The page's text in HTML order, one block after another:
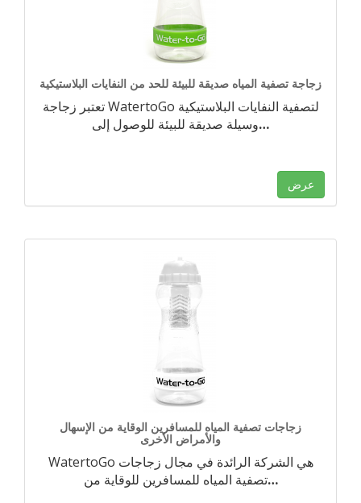
زجاجة تصفية المياه صديقة للبيئة للحد من النفايات البلاستيكية
تعتبر زجاجة WatertoGo لتصفية النفايات البلاستيكية
وسيلة صديقة للبيئة للوصول إلى…
عرض
زجاجات تصفية المياه للمسافرين الوقاية من الإسهال
والأمراض الأخرى
WatertoGo هي الشركة الرائدة في مجال زجاجات
تصفية المياه للمسافرين للوقاية من…